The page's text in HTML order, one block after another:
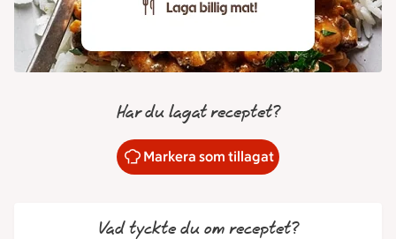
Har du lagat receptet?
Markera som tillagat
Vad tyckte du om receptet?